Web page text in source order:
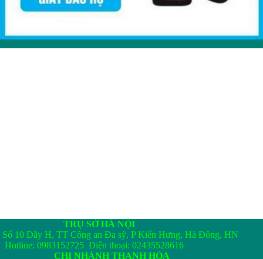
TRỤ SỞ HÀ NỘI
Số 10 Dãy H, TT Công an Đa sỹ, P Kiến Hưng, Hà Đông, HN
Hotline: 0983152725 Điện thoại: 02435528616
CHI NHÁNH THANH HÓA